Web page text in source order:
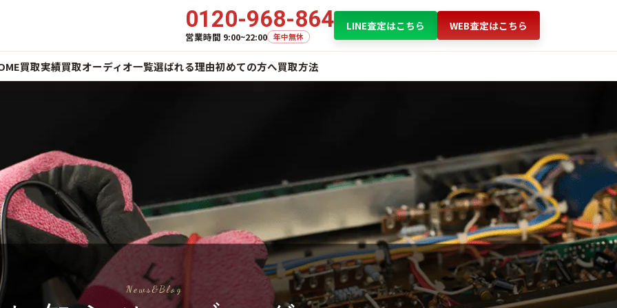
0120-968-864
営業時間 9:00~22:00 年中無休
LINE査定はこちら WEB査定はこちら
買取実績買取オーディオ一覧選ばれる理由初めての方へ買取方法
News&Blog